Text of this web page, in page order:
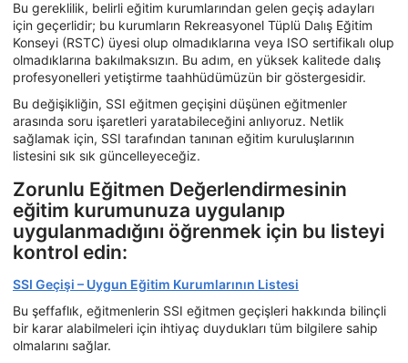
Bu gereklilik, belirli eğitim kurumlarından gelen geçiş adayları
için geçerlidir; bu kurumların Rekreasyonel Tüplü Dalış Eğitim
Konseyi (RSTC) üyesi olup olmadıklarına veya ISO sertifikalı olup
olmadıklarına bakılmaksızın. Bu adım, en yüksek kalitede dalış
profesyonelleri yetiştirme taahhüdümüzün bir göstergesidir.
Bu değişikliğin, SSI eğitmen geçişini düşünen eğitmenler
arasında soru işaretleri yaratabileceğini anlıyoruz. Netlik
sağlamak için, SSI tarafından tanınan eğitim kuruluşlarının
listesini sık sık güncelleyeceğiz.
Zorunlu Eğitmen Değerlendirmesinin
eğitim kurumunuza uygulanıp
uygulanmadığını öğrenmek için bu listeyi
kontrol edin:
SSI Geçişi – Uygun Eğitim Kurumlarının Listesi
Bu şeffaflık, eğitmenlerin SSI eğitmen geçişleri hakkında bilinçli
bir karar alabilmeleri için ihtiyaç duydukları tüm bilgilere sahip
olmalarını sağlar.